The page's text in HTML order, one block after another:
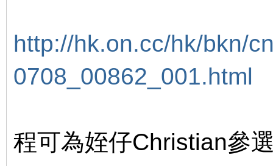
http://hk.on.cc/hk/bkn/
0708_00862_001.html
程可為姪仔Christian參